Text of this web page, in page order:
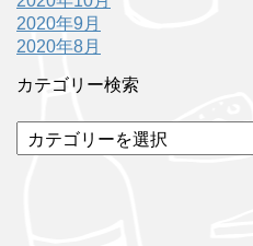
2020年9月
2020年8月
カテゴリー検索
テ